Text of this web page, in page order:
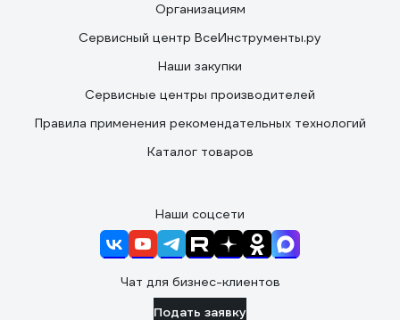
Организациям
Сервисный центр ВсеИнструменты.ру
Наши закупки
Сервисные центры производителей
Правила применения рекомендательных технологий
Каталог товаров
Наши соцсети
Чат для бизнес-клиентов
Подать заявку